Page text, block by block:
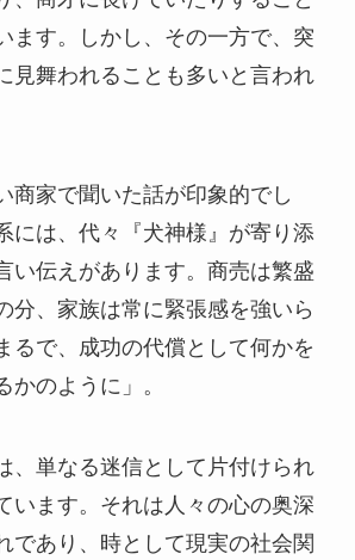
ます。しかし、その一方で、突
見舞われることも多いと言われ
商家で聞いた話が印象的でし
には、代々『犬神様』が寄り添
い伝えがあります。商売は繁盛
分、家族は常に緊張感を強いら
るで、成功の代償として何かを
かのように」。
、単なる迷信として片付けられ
います。それは人々の心の奥深
であり、時として現実の社会関